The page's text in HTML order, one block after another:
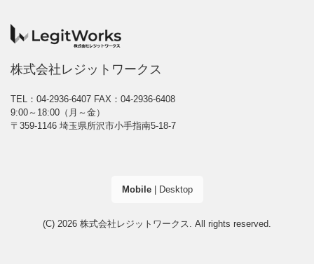
株式会社レジットワークス
TEL：04-2936-6407 FAX：04-2936-6408
9:00～18:00（月～金）
〒359-1146 埼玉県所沢市小手指南5-18-7
Mobile| Desktop
(C) 2026 株式会社レジットワークス. All rights reserved.